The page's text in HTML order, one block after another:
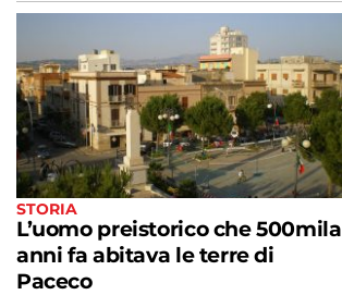
STORIA
L’uomo preistorico che 500mila
anni fa abitava le terre di
Paceco